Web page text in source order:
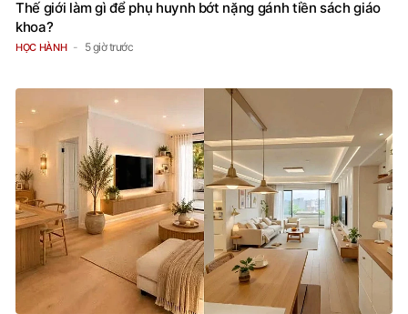
Thế giới làm gì để phụ huynh bớt nặng gánh tiền sách giáo
khoa?
HỌC HÀNH 5 giờ trước